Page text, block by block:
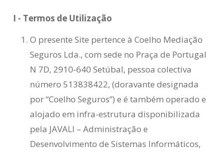
I - Termos de Utilização
O presente Site pertence à Coelho Mediação
Seguros Lda., com sede no Praça de Portugal
N 7D, 2910-640 Setúbal, pessoa colectiva
número 513838422, (doravante designada
por “Coelho Seguros”) e é também operado e
alojado em infra-estrutura disponibilizada
pela JAVALI – Administração e
Desenvolvimento de Sistemas Informáticos,